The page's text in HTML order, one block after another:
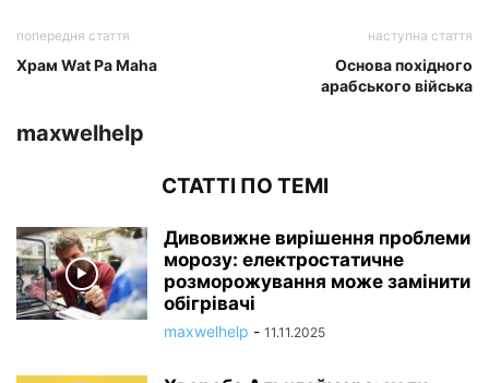
попередня стаття
Храм Wat Pa Maha
наступна стаття
Основа похідного
арабського війська
maxwelhelp
СТАТТІ ПО ТЕМІ
Дивовижне вирішення проблеми
морозу: електростатичне
розморожування може замінити
обігрівачі
maxwelhelp - 11.11.2025